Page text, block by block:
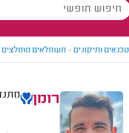
טכנאים ותיקונים> חשמלאים מומלצים
רומן